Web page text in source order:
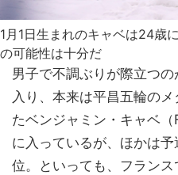
1月1日生まれのキャベは24歳
の可能性は十分だ
男子で不調ぶりが際立つ
入り、本来は平昌五輪の
たベンジャミン・キャベ
に入っているが、ほかは
位。といっても、フラン